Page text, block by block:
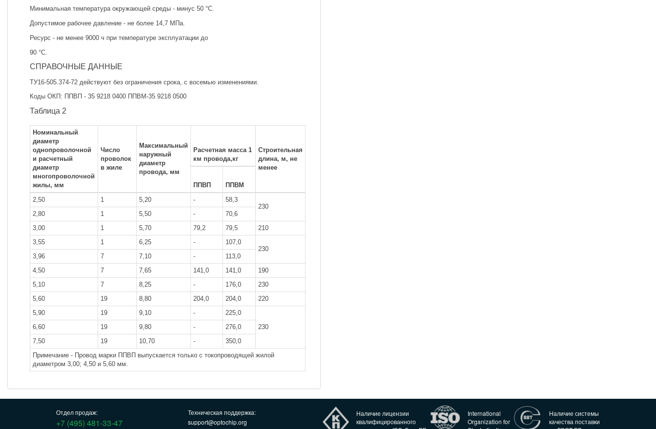
Минимальная температура окружающей среды - минус 50 °С.
Допустимое рабочее давление - не более 14,7 МПа.
Ресурс - не менее 9000 ч при температуре эксплуатации до
90 °С.
СПРАВОЧНЫЕ ДАННЫЕ
ТУ16-505.374-72 действуют без ограничения срока, с восемью изменениями.
Коды ОКП: ППВП - 35 9218 0400 ППВМ-35 9218 0500
Таблица 2
Номинальный
диаметр
однопроволочной
и расчетный
диаметр
многопроволочной
жилы, мм
Число
проволок
в жиле
Максимальный
наружный
диаметр
провода, мм
Расчетная масса 1
км провода,кг
Строительная
длина, м, не
менее
ППВП
ППВМ
2,50
1 5,20 -
58,3
230
2,80
1 5,50 -
70,6
3,00
1 5,70 79,2 79,5
210
3,55
1 6,25 -
107,0
230
3,96
7 7,10 -
113,0
4,50
7 7,65 141,0 141,0
190
5,10
7 8,25 - 176,0
230
5,60
19 8,80 204,0 204,0
220
5,90
19 9,10 -
225,0
230
6,60 19 9,80 -
276,0
7,50
19 10,70 -
350,0
Примечание - Провод марки ППВП выпускается только с токопроводящей жилой
диаметром 3,00; 4,50 и 5,60 мм.
Отдел продаж:
+7 (495) 481-33-47
Техническая поддержка:
support@optochip.org
Наличие лицензии
квалифицированного
International
Organization for
Наличие системы
качества поставки